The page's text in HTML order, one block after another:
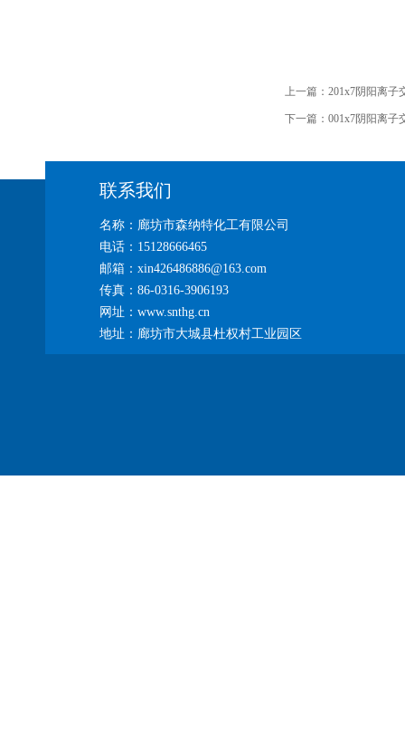
上一篇： 201x7阴阳离子
下一篇： 001x7阴阳离子
联系我们
名称：廊坊市森纳特化工有限公司
电话：15128666465
邮箱：xin426486886@163.com
传真：86-0316-3906193
网址：www.snthg.cn
地址：廊坊市大城县杜权村工业园区